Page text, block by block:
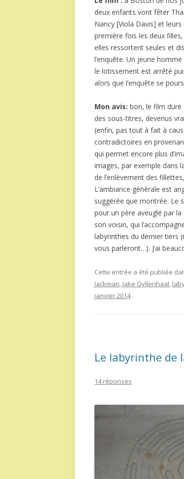
deux enfants vont fêter
Nancy [Viola Davis] et
première fois les deux
elles ressortent seules et
l’enquête. Un jeune
le lotissement est arrêté
alors que l’enquête se
Mon avis: bon, le film dure
des sous-titres, devenus
(enfin, pas tout à fait à
contradictoires en
qui permet encore plus
images, par exemple dans
de l’enlèvement des
L’ambiance générale est
suggérée que montrée. Le
pour un père aveuglé par la
son voisin, qui
labyrinthes du dernier tiers
vous parleront…). J’ai
Cette entrée a été publiée
Jackman, Jake Gyllenhaal,
janvier 2014 .
Le labyrinthe de
14 réponses